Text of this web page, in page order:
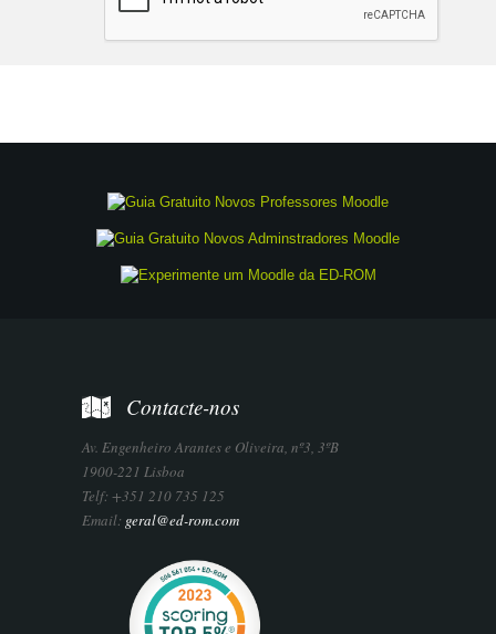
Contacte-nos
Av. Engenheiro Arantes e Oliveira, nº3, 3ºB
1900-221 Lisboa
Telf: +351 210 735 125
Email: geral@ed-rom.com